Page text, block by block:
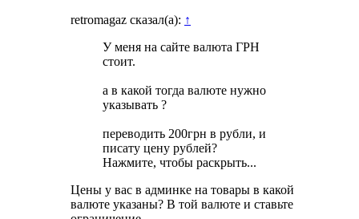
retromagaz сказал(а): ↑
У меня на сайте валюта ГРН
стоит.
а в какой тогда валюте нужно
указывать ?
переводить 200грн в рубли, и
писату цену рублей?
Нажмите, чтобы раскрыть...
Цены у вас в админке на товары в какой
валюте указаны? В той валюте и ставьте